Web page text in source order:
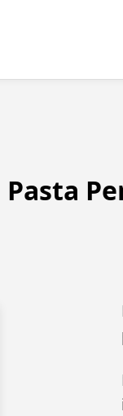
Pasta